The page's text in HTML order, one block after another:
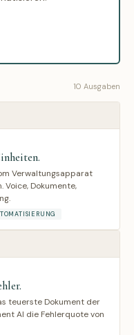
10 Ausgaben
Verwaltungsapparat
Voice, Dokumente,
teuerste Dokument der
AI die Fehlerquote von